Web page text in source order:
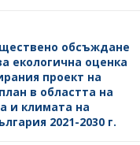
ТЪРГОВСКИ
ЗА ПРЕДОСТАВЯНЕ
УСЛУГИ
обсъждане
екологична оценка
проект на
в областта на
и климата на
2021-2030 г.